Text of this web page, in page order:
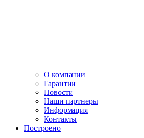
О компании
Гарантии
Новости
Наши партнеры
Информация
Контакты
Построено